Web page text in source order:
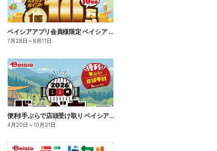
ベイシアアプリ会員様限定 ベイシア ジャンボ ポイント抽選キャンペーン
7月28日 ～8月11日
便利!手ぶらで店頭受け取り ベイシアBBQカタログ ご予約受付中!
4月20日 ～10月31日